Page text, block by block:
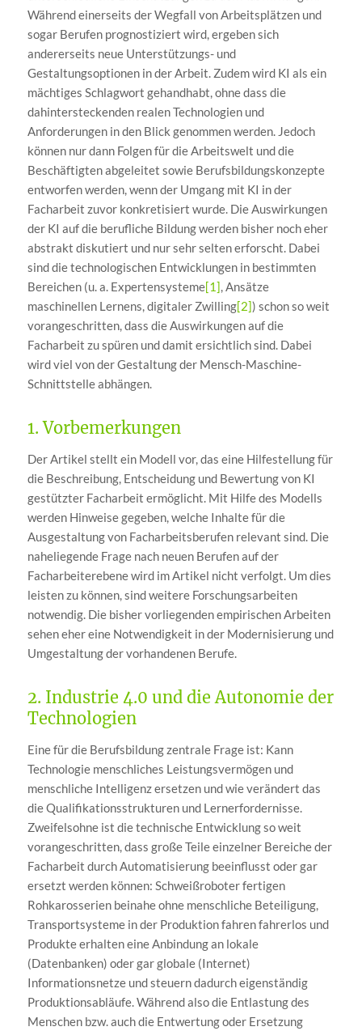
Während einerseits der Wegfall von Arbeitsplätzen und
sogar Berufen prognostiziert wird, ergeben sich
andererseits neue Unterstützungs- und
Gestaltungsoptionen in der Arbeit. Zudem wird KI als ein
mächtiges Schlagwort gehandhabt, ohne dass die
dahintersteckenden realen Technologien und
Anforderungen in den Blick genommen werden. Jedoch
können nur dann Folgen für die Arbeitswelt und die
Beschäftigten abgeleitet sowie Berufsbildungskonzepte
entworfen werden, wenn der Umgang mit KI in der
Facharbeit zuvor konkretisiert wurde. Die Auswirkungen
der KI auf die berufliche Bildung werden bisher noch eher
abstrakt diskutiert und nur sehr selten erforscht. Dabei
sind die technologischen Entwicklungen in bestimmten
Bereichen (u. a. Expertensysteme[1], Ansätze
maschinellen Lernens, digitaler Zwilling[2]) schon so weit
vorangeschritten, dass die Auswirkungen auf die
Facharbeit zu spüren und damit ersichtlich sind. Dabei
wird viel von der Gestaltung der Mensch-Maschine-
Schnittstelle abhängen.
1. Vorbemerkungen
Der Artikel stellt ein Modell vor, das eine Hilfestellung für
die Beschreibung, Entscheidung und Bewertung von KI
gestützter Facharbeit ermöglicht. Mit Hilfe des Modells
werden Hinweise gegeben, welche Inhalte für die
Ausgestaltung von Facharbeitsberufen relevant sind. Die
naheliegende Frage nach neuen Berufen auf der
Facharbeiterebene wird im Artikel nicht verfolgt. Um dies
leisten zu können, sind weitere Forschungsarbeiten
notwendig. Die bisher vorliegenden empirischen Arbeiten
sehen eher eine Notwendigkeit in der Modernisierung und
Umgestaltung der vorhandenen Berufe.
2. Industrie 4.0 und die Autonomie der
Technologien
Eine für die Berufsbildung zentrale Frage ist: Kann
Technologie menschliches Leistungsvermögen und
menschliche Intelligenz ersetzen und wie verändert das
die Qualifikationsstrukturen und Lernerfordernisse.
Zweifelsohne ist die technische Entwicklung so weit
vorangeschritten, dass große Teile einzelner Bereiche der
Facharbeit durch Automatisierung beeinflusst oder gar
ersetzt werden können: Schweißroboter fertigen
Rohkarosserien beinahe ohne menschliche Beteiligung,
Transportsysteme in der Produktion fahren fahrerlos und
Produkte erhalten eine Anbindung an lokale
(Datenbanken) oder gar globale (Internet)
Informationsnetze und steuern dadurch eigenständig
Produktionsabläufe. Während also die Entlastung des
Menschen bzw. auch die Entwertung oder Ersetzung